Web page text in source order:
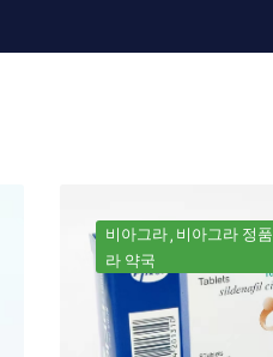
비아그라 비아그라 정품
라 약국